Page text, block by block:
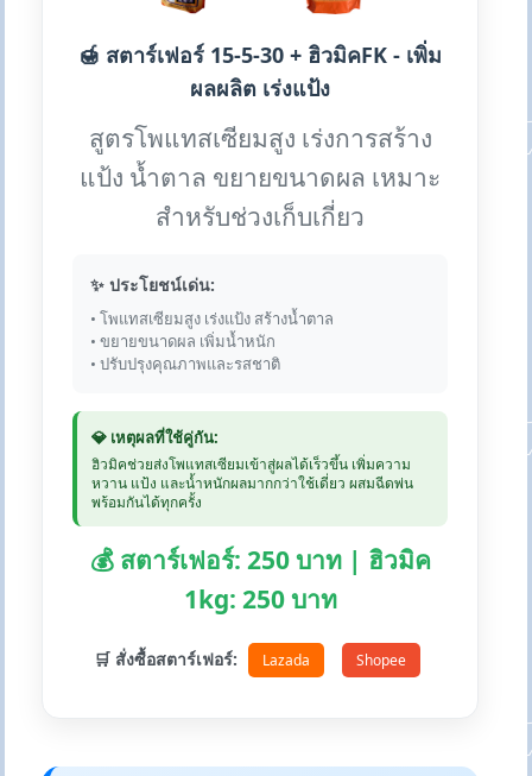
🍯 สตาร์เฟอร์ 15-5-30 + ฮิวมิคFK - เพิ่ม
ผลผลิต เร่งแป้ง
สูตรโพแทสเซียมสูง เร่งการสร้าง
แป้ง น้ำตาล ขยายขนาดผล เหมาะ
สำหรับช่วงเก็บเกี่ยว
✨ ประโยชน์เด่น:
• โพแทสเซียมสูง เร่งแป้ง สร้างน้ำตาล
• ขยายขนาดผล เพิ่มน้ำหนัก
• ปรับปรุงคุณภาพและรสชาติ
💎 เหตุผลที่ใช้คู่กัน:
ฮิวมิคช่วยส่งโพแทสเซียมเข้าสู่ผลได้เร็วขึ้น เพิ่มความ
หวาน แป้ง และน้ำหนักผลมากกว่าใช้เดี่ยว ผสมฉีดพ่น
พร้อมกันได้ทุกครั้ง
💰 สตาร์เฟอร์: 250 บาท | ฮิวมิค
1kg: 250 บาท
🛒 สั่งซื้อสตาร์เฟอร์: Lazada Shopee